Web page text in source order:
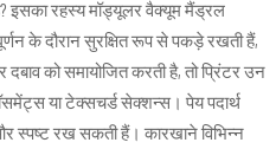
इसका रहस्य मॉड्यूलर वैक्यूम मैंड्रल
के दौरान सुरक्षित रूप से पकड़े रखती हैं,
को समायोजित करती है, तो प्रिंटर उन
या टेक्सचर्ड सेक्शन्स। पेय पदार्थ
और स्पष्ट रख सकती हैं। कारखाने विभिन्न